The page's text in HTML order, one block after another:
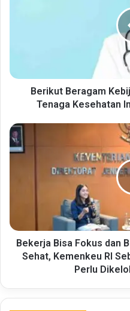
Indonesia
Burnout
Berikut Beragam
Tenaga Kesehatan
Bekerja
Bisa
Fokus
Sehat,
Kemenkeu
Bekerja Bisa Fokus dan
Sehat, Kemenkeu RI
Perlu